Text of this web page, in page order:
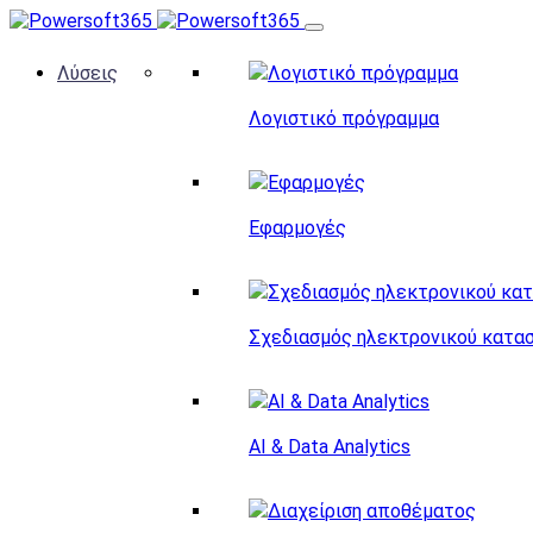
Λύσεις
Λογιστικό πρόγραμμα
Εφαρμογές
Σχεδιασμός ηλεκτρονικού
AI & Data Analytics